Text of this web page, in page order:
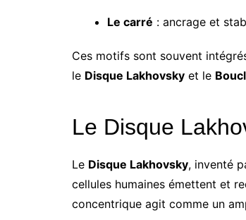
Le carré : ancrage et
Ces motifs sont souvent
le Disque Lakhovsky et le
Le Disque
Le Disque Lakhovsky, inventé
cellules humaines émettent et
concentrique agit comme un